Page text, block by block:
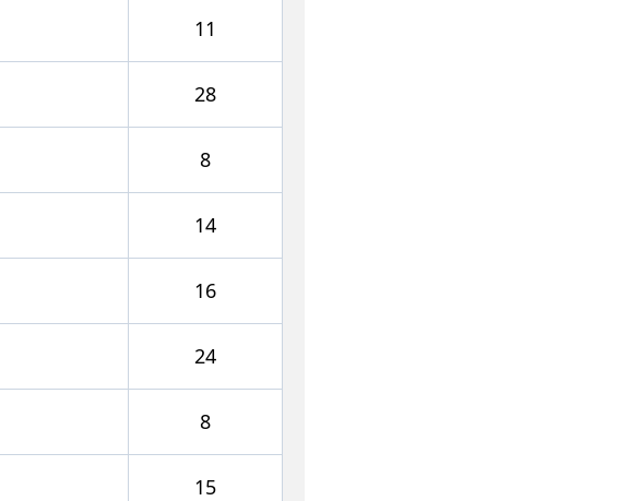
11
28
8
14
16
24
8
15